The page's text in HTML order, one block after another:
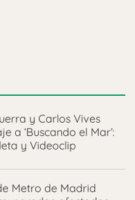
y Carlos Vives
a ‘Buscando el Mar’:
y Videoclip
Metro de Madrid